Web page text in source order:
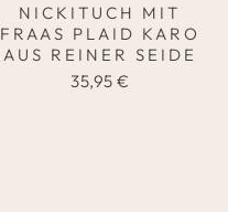
NICKITUCH MIT
FRAAS PLAID KARO
AUS REINER SEIDE
35,95 €